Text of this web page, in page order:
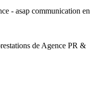
- asap communication en
de Agence PR &